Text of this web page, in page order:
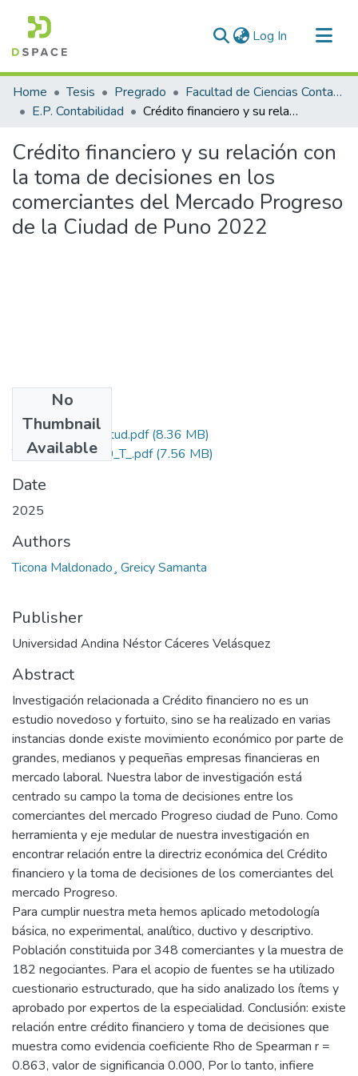
Log In (current)
Communities & Collections
All of DSpace
Home Tesis Pregrado
Facultad de Ciencias Contables y Financieras
E.P. Contabilidad
Crédito financiero y su relación con la toma de decisiones en los comerciantes del Mercado Progreso de la Ciudad de Puno 2022
Crédito financiero y su relación con
la toma de decisiones en los
comerciantes del Mercado Progreso
de la Ciudad de Puno 2022
No
Thumbnail
Available
Grado de Similitud.pdf(8.36 MB)
T036_75902910_T_.pdf(7.56 MB)
Date
2025
Authors
Ticona Maldonado¸ Greicy Samanta
Publisher
Universidad Andina Néstor Cáceres Velásquez
Abstract
Investigación relacionada a Crédito financiero no es un
estudio novedoso y fortuito, sino se ha realizado en varias
instancias donde existe movimiento económico por parte de
grandes, medianos y pequeñas empresas financieras en
mercado laboral. Nuestra labor de investigación está
centrado su campo la toma de decisiones entre los
comerciantes del mercado Progreso ciudad de Puno. Como
herramienta y eje medular de nuestra investigación en
encontrar relación entre la directriz económica del Crédito
financiero y la toma de decisiones de los comerciantes del
mercado Progreso.
Para cumplir nuestra meta hemos aplicado metodología
básica, no experimental, analítico, ductivo y descriptivo.
Población constituida por 348 comerciantes y la muestra de
182 negociantes. Para el acopio de fuentes se ha utilizado
cuestionario estructurado, que ha sido analizado los ítems y
aprobado por expertos de la especialidad. Conclusión: existe
relación entre crédito financiero y toma de decisiones que
muestra como evidencia coeficiente Rho de Spearman r =
0.863, valor de significancia 0.000, Por lo tanto, infiere